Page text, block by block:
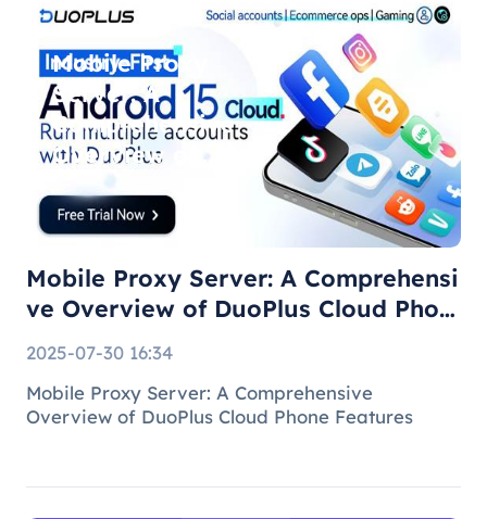
Mobile Proxy
Server: A
Comprehensive
Overview of
DuoPlus Cloud
Phone F
Mobile Proxy Server: A Comprehensi
ve Overview of DuoPlus Cloud Phon
2025-07-30 16:34
Mobile Proxy Server: A Comprehensive
Overview of DuoPlus Cloud Phone Features